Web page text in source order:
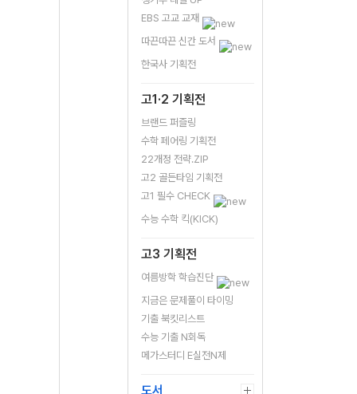
EBS 고교 교재
따끈따끈 신간 도서
한국사 기획전
고1·2 기획전
브랜드 퍼즐링
수학 페어링 기획전
22개정 전략.ZIP
고2 골든타임 기획전
고1 필수 CHECK
수능 수학 킥(KICK)
고3 기획전
여름방학 학습진단
지금은 문제풀이 타이밍
기출 북킷리스트
수능 기출 N회독
메가스터디 E실전N제
도서